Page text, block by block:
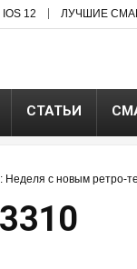
IOS 12 ЛУЧШИЕ
СТАТЬИ
Неделя с новым ретро-